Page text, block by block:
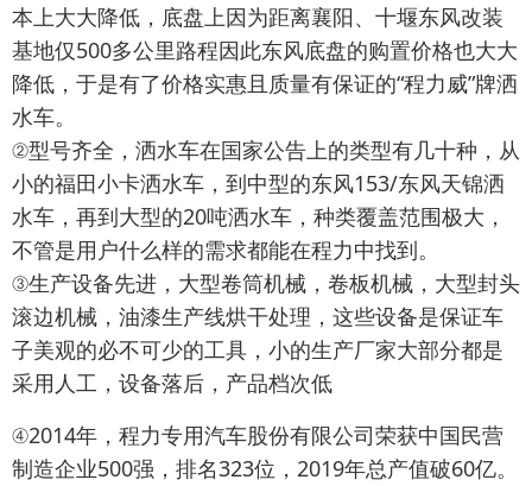
本上大大降低，底盘上因为距离襄阳、十堰东风改装
基地仅500多公里路程因此东风底盘的购置价格也大大
降低，于是有了价格实惠且质量有保证的“程力威”牌洒
水车。
②型号齐全，洒水车在国家公告上的类型有几十种，从
小的福田小卡洒水车，到中型的东风153/东风天锦洒
水车，再到大型的20吨洒水车，种类覆盖范围极大，
不管是用户什么样的需求都能在程力中找到。
③生产设备先进，大型卷筒机械，卷板机械，大型封头
滚边机械，油漆生产线烘干处理，这些设备是保证车
子美观的必不可少的工具，小的生产厂家大部分都是
采用人工，设备落后，产品档次低
④2014年，程力专用汽车股份有限公司荣获中国民营
制造企业500强，排名323位，2019年总产值破60亿。